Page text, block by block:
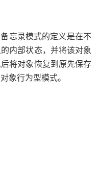
忘录模式的定义是在不
内部状态，并将该对象
将对象恢复到原先保存
象行为型模式。